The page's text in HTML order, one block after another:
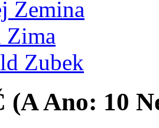
Zemina
Zima
Zubek
(AAno: 10